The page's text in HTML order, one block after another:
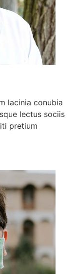
lacinia conubia
lectus sociis
pretium